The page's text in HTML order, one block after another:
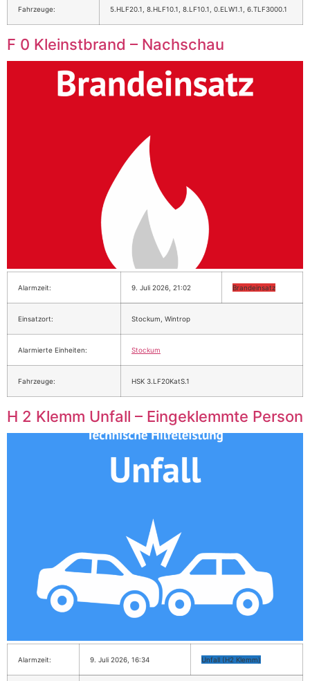
Fahrzeuge: 5.HLF20.1, 8.HLF10.1, 8.LF10.1, 0.ELW1.1, 6.TLF3000.1
F 0 Kleinstbrand – Nachschau
Alarmzeit: 9. Juli 2026, 21:02 Brandeinsatz
Einsatzort: Stockum, Wintrop
Alarmierte Einheiten: Stockum
Fahrzeuge: HSK 3.LF20KatS.1
H 2 Klemm Unfall – Eingeklemmte Person
Alarmzeit: 9. Juli 2026, 16:34 Unfall (H2 Klemm)